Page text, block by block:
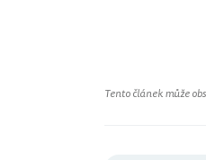
Tento článek může